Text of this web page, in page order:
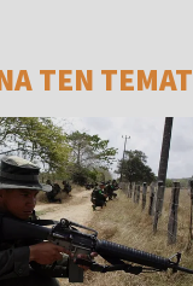
TEN TEMAT